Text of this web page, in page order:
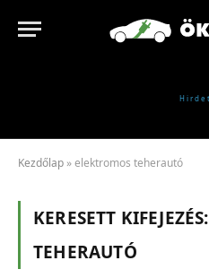
Kezdőlap »elektromos teherautó
KERESETT KIFEJEZÉS:
TEHERAUTÓ